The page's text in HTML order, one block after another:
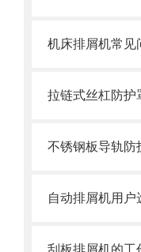
刮板排屑机的工